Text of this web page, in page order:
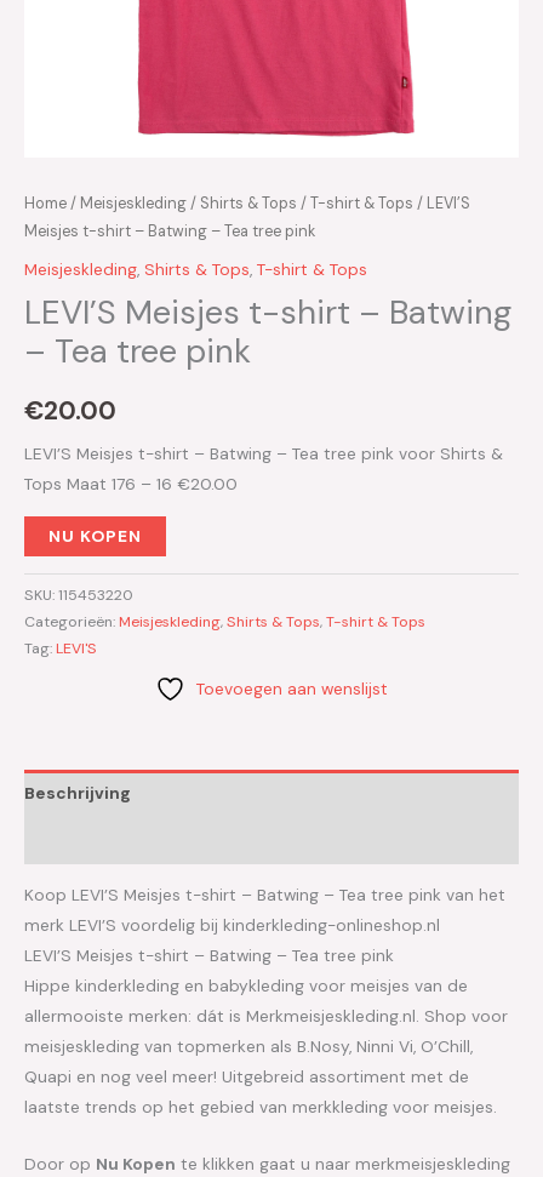
Home/ Meisjeskleding/ Shirts & Tops /T-shirt & Tops / LEVI’S
Meisjes t-shirt – Batwing – Tea tree pink
Meisjeskleding, Shirts & Tops, T-shirt & Tops
LEVI’S Meisjes t-shirt – Batwing
– Tea tree pink
€20.00
LEVI’S Meisjes t-shirt – Batwing – Tea tree pink voor Shirts &
Tops Maat 176 – 16 €20.00
NU KOPEN
SKU:115453220
Categorieën: Meisjeskleding,Shirts & Tops,T-shirt & Tops
Tag: LEVI'S
Toevoegen aan wenslijst
Beschrijving
Koop LEVI’S Meisjes t-shirt – Batwing – Tea tree pink van het
merk LEVI’S voordelig bij kinderkleding-onlineshop.nl
LEVI’S Meisjes t-shirt – Batwing – Tea tree pink
Hippe kinderkleding en babykleding voor meisjes van de
allermooiste merken: dát is Merkmeisjeskleding.nl. Shop voor
meisjeskleding van topmerken als B.Nosy, Ninni Vi, O’Chill,
Quapi en nog veel meer! Uitgebreid assortiment met de
laatste trends op het gebied van merkkleding voor meisjes.
Door op Nu Kopen te klikken gaat u naar merkmeisjeskleding